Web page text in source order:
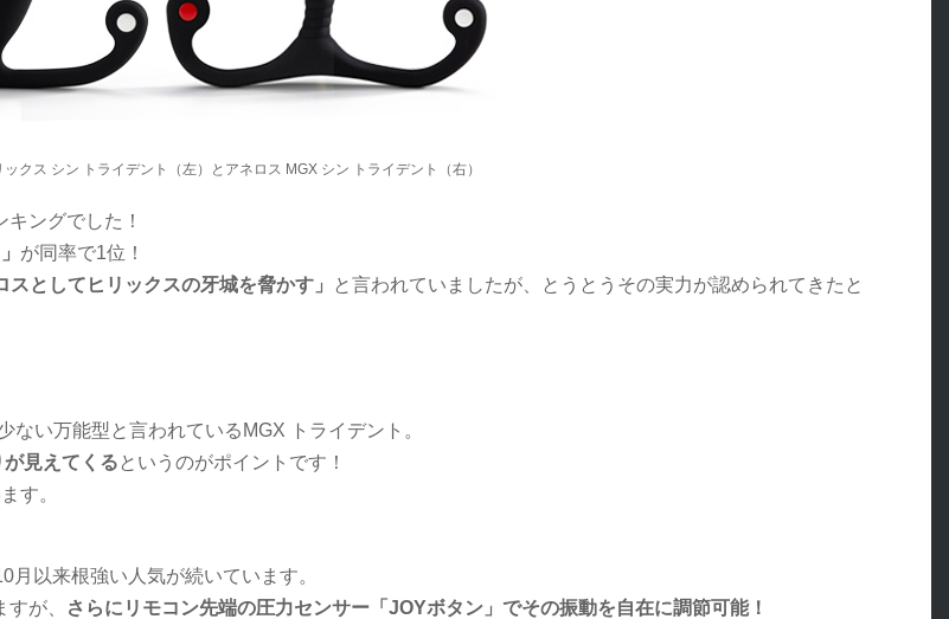
クス シン トライデント（左）とアネロス MGX シン トライデント（右）
キングでした！
が同率で1位！
スとしてヒリックスの牙城を脅かす」
と言われていましたが、とうとうその実力が認められてきたと
い万能型と言われているMGX トライデント。
見えてくる というのがポイントです！
す。
以来根強い人気が続いています。
が、
さらにリモコン先端の圧力センサー「JOYボタン」でその振動を自在に調節可能！